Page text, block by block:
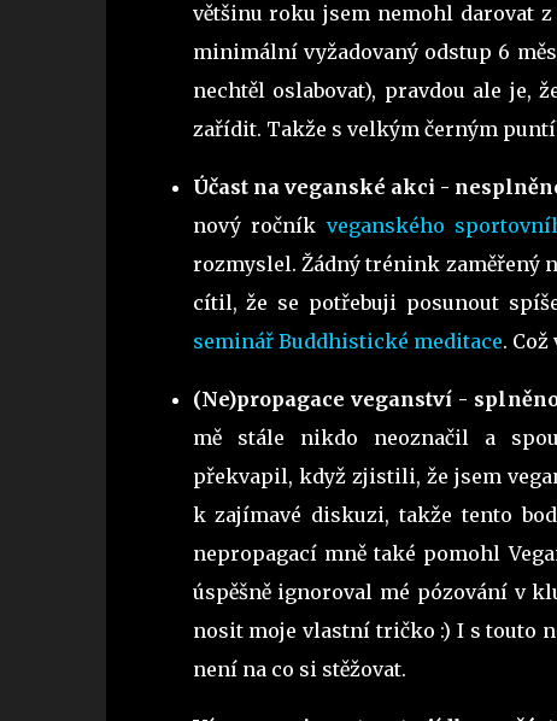
většinu roku jsem nemohl darovat
minimální vyžadovaný odstup 6
nechtěl oslabovat), pravdou ale je,
zařídit. Takže s velkým černým
Účast na veganské akci -
nový ročník veganského
rozmyslel. Žádný trénink zaměřený
cítil, že se potřebuji posunout
seminář Buddhistické meditace.
(Ne)propagace veganství -
mě stále nikdo neoznačil a
překvapil, když zjistili, že jsem
k zajímavé diskuzi, takže tento
nepropagací mně také pomohl
úspěšně ignoroval mé pózování v
nosit moje vlastní tričko :) I s touto
není na co si stěžovat.